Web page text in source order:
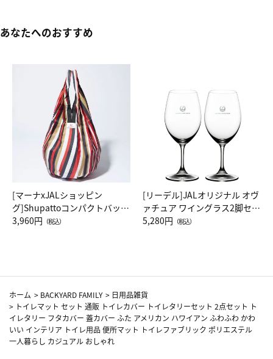
あなたへのおすすめ
[マーナxJALショッピン
グ]Shupattoコンパクトバッグ
Drop JAL客室乗務員（LC）ス
3,960円 （税込）
[リーデル]JALオリジナル オヴ
ァチュア ワイングラス2脚セッ
ト（レッドワイン）
5,280円 （税込）
ホーム > BACKYARD FAMILY > 日用品雑貨
> トイレマット セット 通販 トイレカバー トイレタリーセット 2点セット ト
イレタリー フタカバー 蓋カバー ふた アメリカン ハワイアン ふわふわ かわ
いい インテリア トイレ用品 便所マット トイレファブリック ポリエステル
一人暮らし カジュアル おしゃれ